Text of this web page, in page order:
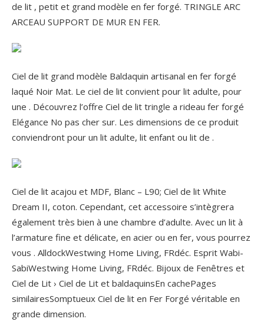
de lit , petit et grand modèle en fer forgé. TRINGLE ARC
ARCEAU SUPPORT DE MUR EN FER.
Ciel de lit grand modèle Baldaquin artisanal en fer forgé
laqué Noir Mat. Le ciel de lit convient pour lit adulte, pour
une . Découvrez l’offre Ciel de lit tringle a rideau fer forgé
Elégance No pas cher sur. Les dimensions de ce produit
conviendront pour un lit adulte, lit enfant ou lit de .
Ciel de lit acajou et MDF, Blanc – L90; Ciel de lit White
Dream II, coton. Cependant, cet accessoire s’intègrera
également très bien à une chambre d’adulte. Avec un lit à
l’armature fine et délicate, en acier ou en fer, vous pourrez
vous . AlldockWestwing Home Living, FRdéc. Esprit Wabi-
SabiWestwing Home Living, FRdéc. Bijoux de Fenêtres et
Ciel de Lit › Ciel de Lit et baldaquinsEn cachePages
similairesSomptueux Ciel de lit en Fer Forgé véritable en
grande dimension.